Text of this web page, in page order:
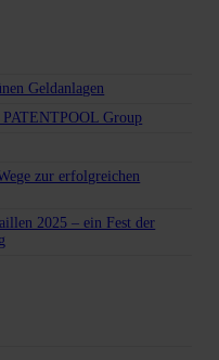
Geldanlagen
Group
zur erfolgreichen
2025 – ein Fest der